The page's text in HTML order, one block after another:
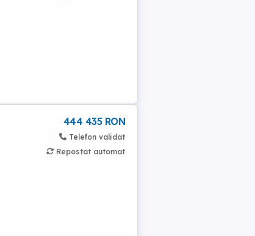
444 435 RON
Telefon validat
Repostat automat